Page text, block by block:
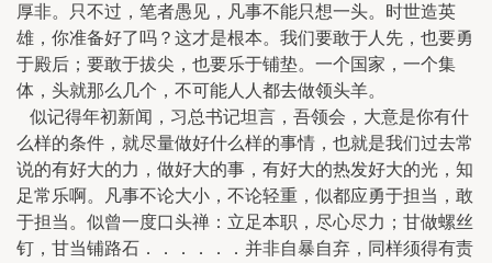
厚非。只不过，笔者愚见，凡事不能只想一头。时世造英
雄，你准备好了吗？这才是根本。我们要敢于人先，也要勇
于殿后；要敢于拔尖，也要乐于铺垫。一个国家，一个集
体，头就那么几个，不可能人人都去做领头羊。
似记得年初新闻，习总书记坦言，吾领会，大意是你有什
么样的条件，就尽量做好什么样的事情，也就是我们过去常
说的有好大的力，做好大的事，有好大的热发好大的光，知
足常乐啊。凡事不论大小，不论轻重，似都应勇于担当，敢
于担当。似曾一度口头禅：立足本职，尽心尽力；甘做螺丝
钉，甘当铺路石．．．．．．并非自暴自弃，同样须得有责